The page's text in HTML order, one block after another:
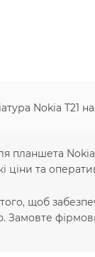
Nokia T21
планшета
та
щоб
Замовте